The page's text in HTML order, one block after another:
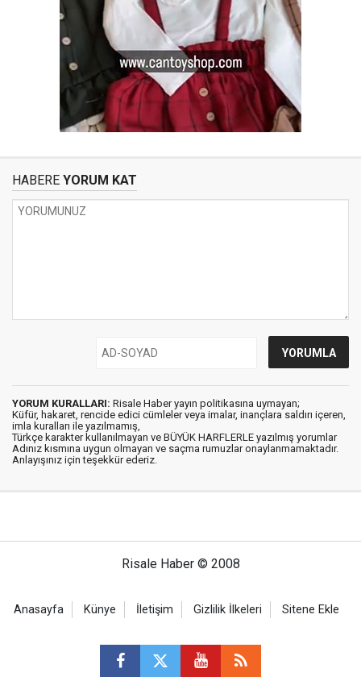
HABERE YORUM KAT
YORUM KURALLARI: Risale Haber yayın politikasına uymayan;
Küfür, hakaret, rencide edici cümleler veya imalar, inançlara saldırı içeren,
imla kuralları ile yazılmamış,
Türkçe karakter kullanılmayan ve BÜYÜK HARFLERLE yazılmış yorumlar
Adınız kısmına uygun olmayan ve saçma rumuzlar onaylanmamaktadır.
Anlayışınız için teşekkür ederiz.
Risale Haber © 2008
Anasayfa Künye İletişim Gizlilik İlkeleri Sitene Ekle